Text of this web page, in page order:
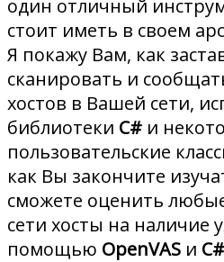
один отличный
стоит иметь в своем
Я покажу Вам, как
сканировать и
хостов в Вашей сети,
библиотеки C# и
пользовательские
как Вы закончите
сможете оценить
сети хосты на наличие
помощью OpenVAS и C#